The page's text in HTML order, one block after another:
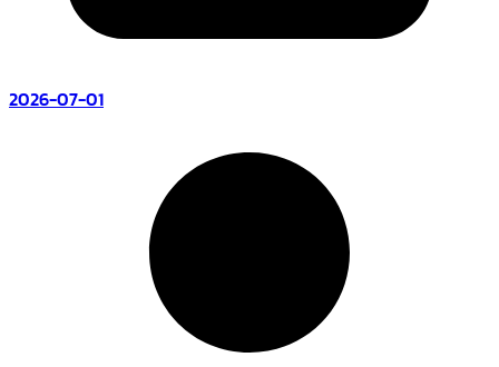
2026-07-01